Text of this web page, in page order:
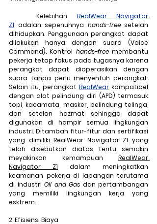
	Kelebihan
RealWear Navigator
Z1 adalah sepenuhnya hands-free setelah
dihidupkan. Penggunaan perangkat dapat
dilakukan hanya dengan suara (Voice
Command). Kontrol hands-free membantu
pekerja tetap fokus pada tugasnya karena
perangkat dapat dioperasikan dengan
Selain itu, perangkat RealWear kompatibel
dengan alat pelindung diri (APD) termasuk
topi, kacamata, masker, pelindung telinga,
dan setelan hazmat sehingga dapat
digunakan di hampir semua lingkungan
industri. Ditambah fitur-fitur dan sertifikasi
yang dimiliki RealWear Navigator Z1 yang
telah disebutkan diatas tentu semakin
meyakinkan kemampuan RealWear
Navigator Z1 dalam meningkatkan
keamanan pekerja di lapangan terutama
di industri Oil and Gas dan pertambangan
yang memiliki lingkungan kerja yang
esktrem.
2. Efisiensi Biaya